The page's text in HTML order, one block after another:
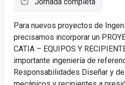
Para nuevos proyectos de
precisamos incorporar un
CATIA – EQUIPOS Y
importante ingeniería de
Responsabilidades Diseñar y